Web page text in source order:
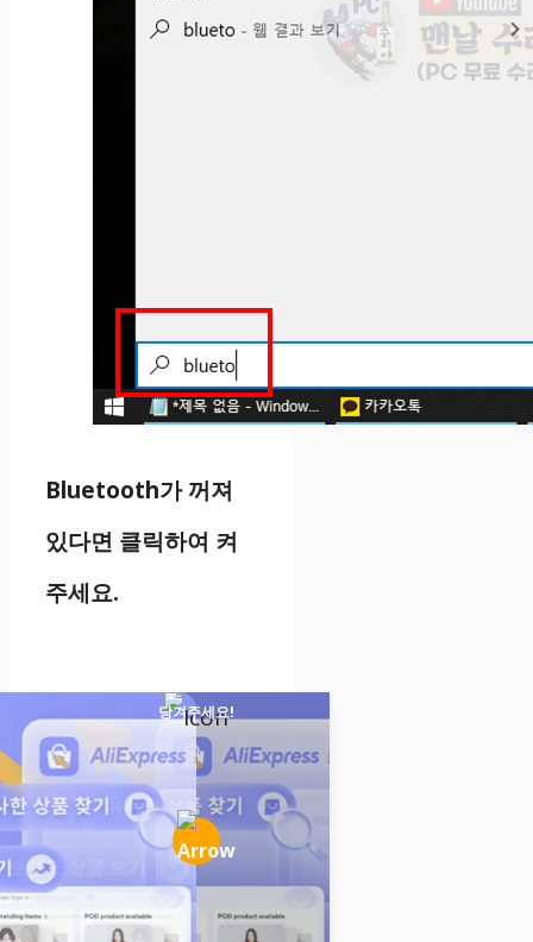
Bluetooth가 꺼져
있다면 클릭하여 켜
주세요.
당겨주세요!